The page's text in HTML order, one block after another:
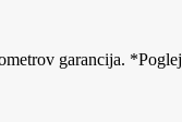
garancija. *Poglej